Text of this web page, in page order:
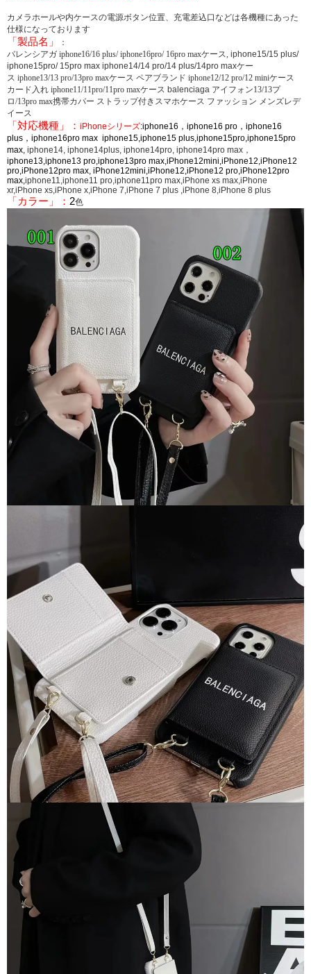
カメラホールや内ケースの電源ボタン位置、充電差込口などは各機種にあった
仕様になっております
「製品名」
：
バレンシアガ iphone16/16 plus/ iphone16pro/ 16pro maxケース, iphone15/15 plus/
iphone15pro/ 15pro max iphone14/14 pro/14 plus/14pro maxケー
ス iphone13/13 pro/13pro maxケース ペアブランド iphone12/12 pro/12 miniケース
カード入れ iphone11/11pro/11pro maxケース balenciaga アイフォン13/13プ
ロ/13pro max携帯カバー ストラップ付きスマホケース ファッション メンズレデ
イース
「対応機種」： iPhoneシリーズ:iphone16，iphone16 pro，iphone16
plus，iphone16pro max iphone15,iphone15 plus,iphone15pro,iphone15pro
max, iphone14, iphone14plus, iphone14pro, iphone14pro max，
iphone13,iphone13 pro,iphone13pro max,iPhone12mini,iPhone12,iPhone12
pro,iPhone12pro max, iPhone12mini,iPhone12,iPhone12 pro,iPhone12pro
max,iphone11,iphone11 pro,iphone11pro max,iPhone xs max,iPhone
xr,iPhone xs,iPhone x,iPhone 7,iPhone 7 plus ,iPhone 8,iPhone 8 plus
「カラー」： 2色